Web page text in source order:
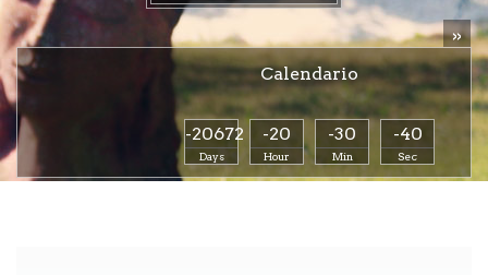
Calendario
-20672
Days
-20
Hour
-30
Min
-40
Sec
»